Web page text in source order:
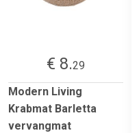
€ 8.29
Modern Living
Krabmat Barletta
vervangmat